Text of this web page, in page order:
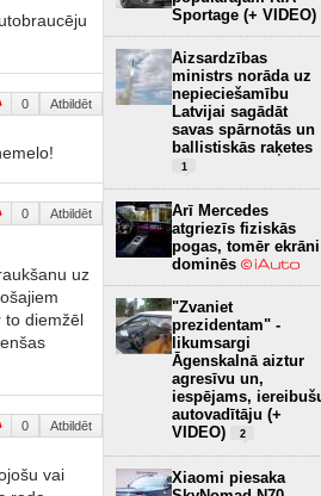
0 Atbildēt
0 Atbildēt
uz
to diemžēl
0 Atbildēt
vai
Sportage (+ VIDEO)
Aizsardzības
ministrs norāda uz
nepieciešamību
Latvijai sagādāt
savas spārnotās un
ballistiskās raķetes
1
Arī Mercedes
atgriezīs fiziskās
pogas, tomēr ekrāni
dominēs
"Zvaniet
prezidentam" -
likumsargi
Āgenskalnā aiztur
agresīvu un,
iespējams,
autovadītāju (+
VIDEO)
2
Xiaomi piesaka